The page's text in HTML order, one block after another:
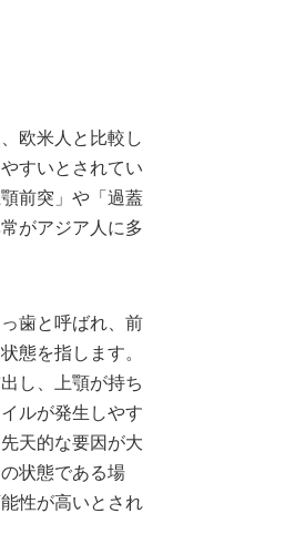
欧米人と比較し
すいとされてい
前突」や「過蓋
がアジア人に多
歯と呼ばれ、前
態を指します。
し、上顎が持ち
ルが発生しやす
天的な要因が大
状態である場
性が高いとされ